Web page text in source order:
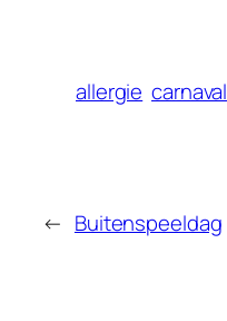
allergie carnaval
← Buitenspeeldag